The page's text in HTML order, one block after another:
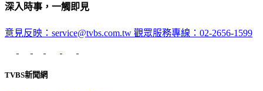
深入時事，一觸即見
意見反映：service@tvbs.com.tw 觀眾服務專線：02-2656-1599
TVBS新聞網